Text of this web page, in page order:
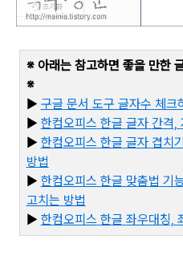
※ 아래는 참고하면 좋을 만한
※
▶ 구글 문서 도구 글자수 체크
▶ 한컴오피스 한글 글자 간격,
▶ 한컴오피스 한글 글자 겹치
방법
▶ 한컴오피스 한글 맞춤법 기
고치는 방법
▶ 한컴오피스 한글 좌우대칭,